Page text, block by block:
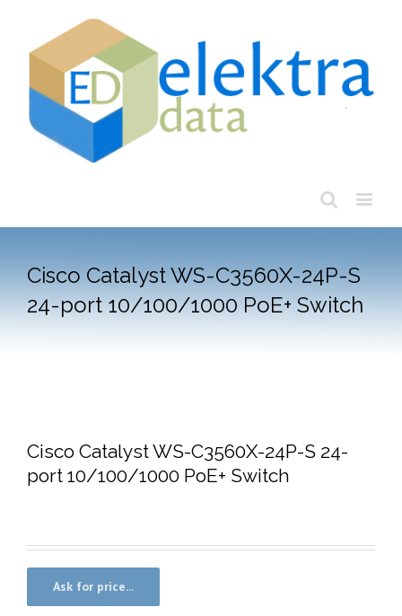
Cisco Catalyst WS-C3560X-24P-S
24-port 10/100/1000 PoE+ Switch
Cisco Catalyst WS-C3560X-24P-S 24-
port 10/100/1000 PoE+ Switch